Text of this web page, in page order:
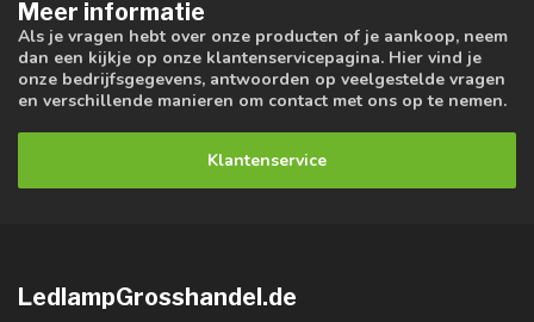
Meer informatie
Als je vragen hebt over onze producten of je aankoop, neem
dan een kijkje op onze klantenservicepagina. Hier vind je
onze bedrijfsgegevens, antwoorden op veelgestelde vragen
en verschillende manieren om contact met ons op te nemen.
Klantenservice
LedlampGrosshandel.de